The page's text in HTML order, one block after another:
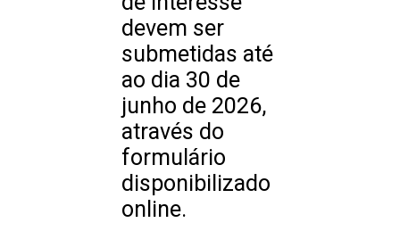
devem ser
submetidas até
ao dia 30 de
junho de 2026,
através do
formulário
disponibilizado
online.